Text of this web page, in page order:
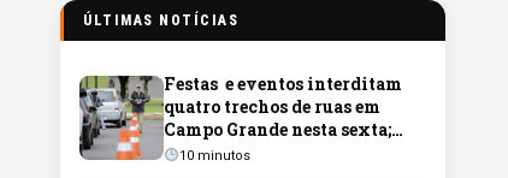
ÚLTIMAS NOTÍCIAS
Festas e eventos interditam
quatro trechos de ruas em
Campo Grande nesta sexta;
veja os locais
10 minutos